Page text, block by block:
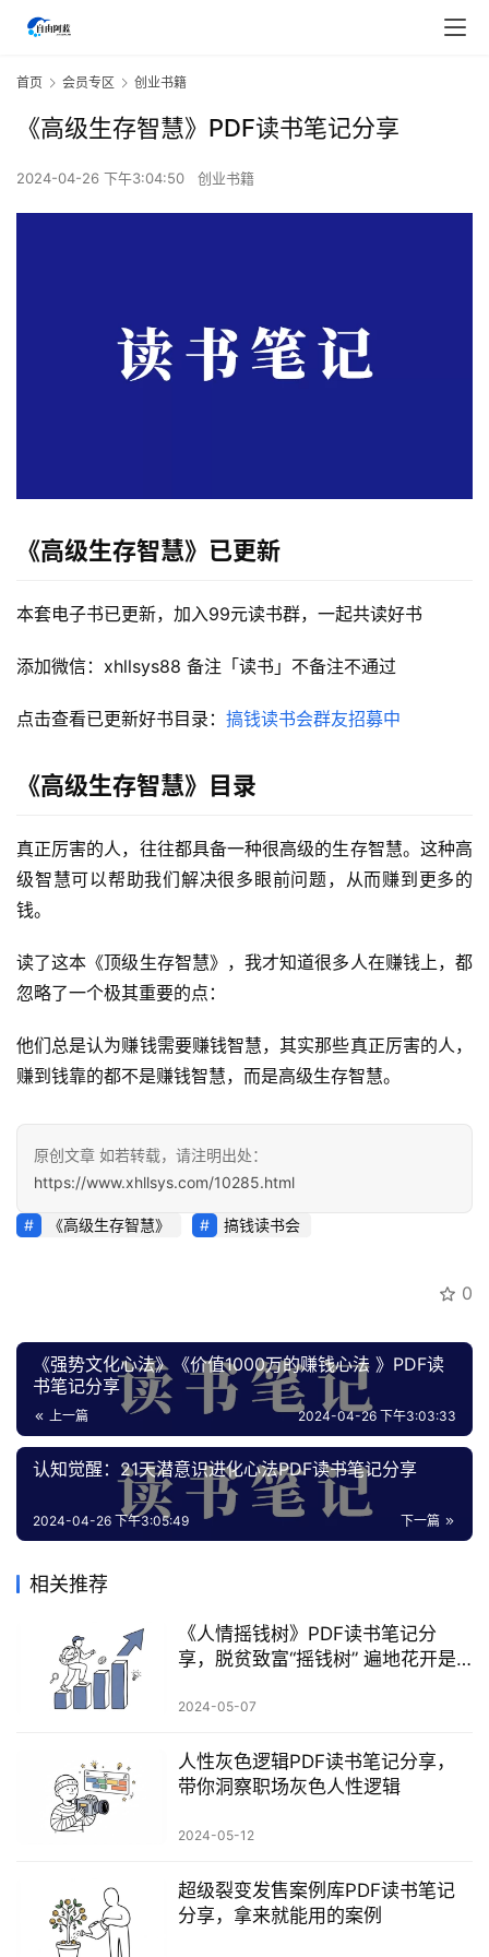
首
页
行
业
快
开
案
例
坑
指
南
创
业
资
会
登录 注册
首页 会员专区 创业书籍
《高级生存智慧》PDF读书笔记分享
2024-04-26 下午3:04:50 创业书籍
《高级生存智慧》 已更新
本套电子书已更新，加入99元读书群，一起共读好书
添加微信：xhllsys88 备注「读书」不备注不通过
点击查看已更新好书目录： 搞钱读书会群友招募中
《高级生存智慧》 目录
真正厉害的人，往往都具备一种很高级的生存智慧。这种高
级智慧可以帮助我们解决很多眼前问题，从而赚到更多的
钱。
读了这本《顶级生存智慧》，我才知道很多人在赚钱上，都
忽略了一个极其重要的点：
他们总是认为赚钱需要赚钱智慧，其实那些真正厉害的人，
赚到钱靠的都不是赚钱智慧，而是高级生存智慧。
原创文章 如若转载，请注明出处：
https://www.xhllsys.com/10285.html
《高级生存智慧》 搞钱读书会
0
​《强势文化心法》《价值1000‮的万‬‎赚钱心法 》PDF读
书笔记分享
上一篇 2024-04-26 下午3:03:33
认知觉醒：21天潜意识进化心法PDF读书笔记分享
下一篇
2024-04-26 下午3:05:49
相关推荐
《人情摇钱树》PDF读书笔记分
享，脱贫致富“摇钱树” 遍地花开是
2024-05-07
人性灰色逻辑PDF读书笔记分享，
带你洞察职场灰色人性逻辑
2024-05-12
超级裂变发售案例库PDF读书笔记
分享，拿来就能用的案例